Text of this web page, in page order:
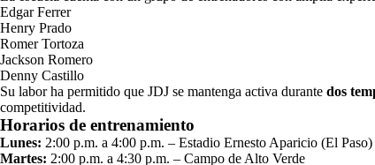
Edgar Ferrer
Henry Prado
Romer Tortoza
Jackson Romero
Denny Castillo
Su labor ha permitido que JDJ se mantenga activa durante dos
competitividad.
Horarios de entrenamiento
Lunes: 2:00 p.m. a 4:00 p.m. – Estadio Ernesto Aparicio (El Paso)
Martes: 2:00 p.m. a 4:30 p.m. – Campo de Alto Verde